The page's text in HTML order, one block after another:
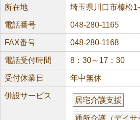
所在地 埼玉県川口市榛松
電話番号 048-280-1165
FAX番号 048-280-1168
電話受付時間 8：30～17：30
受付休業日 年中無休
併設サービス
居宅介護支援
通所介護（デイサ